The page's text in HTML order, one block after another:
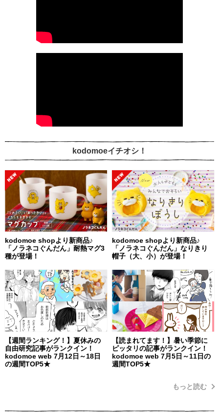
kodomoeイチオシ！
kodomoe shopより新商品♪
「ノラネコぐんだん」耐熱マグ3
種が登場！
kodomoe shopより新商品♪
「ノラネコぐんだん」なりきり
帽子（大、小）が登場！
【週間ランキング！】夏休みの
自由研究記事がランクイン！
kodomoe web 7月12日～18日
の週間TOP5★
【読まれてます！】暑い季節に
ピッタリの記事がランクイン！
kodomoe web 7月5日～11日の
週間TOP5★
もっと読む